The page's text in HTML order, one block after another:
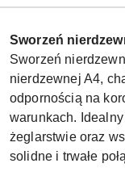
Sworzeń
Sworzeń
nierdzewnej A4,
odpornością na
warunkach.
żeglarstwie oraz
solidne i trwałe